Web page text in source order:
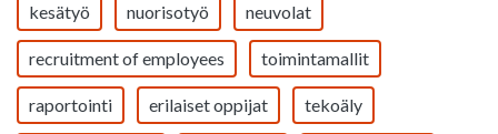
kesätyö nuorisotyö neuvolat
recruitment of employees toimintamallit
raportointi erilaiset oppijat tekoäly